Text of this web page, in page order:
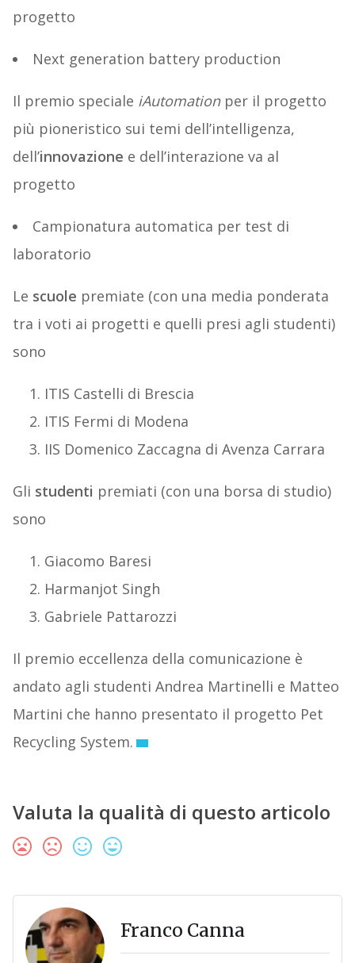
progetto
Next generation battery production
Il premio speciale iAutomation per il progetto
più pioneristico sui temi dell’intelligenza,
dell’innovazione e dell’interazione va al
progetto
Campionatura automatica per test di
laboratorio
Le scuole premiate (con una media ponderata
tra i voti ai progetti e quelli presi agli studenti)
sono
ITIS Castelli di Brescia
ITIS Fermi di Modena
IIS Domenico Zaccagna di Avenza Carrara
Gli studenti premiati (con una borsa di studio)
sono
Giacomo Baresi
Harmanjot Singh
Gabriele Pattarozzi
Il premio eccellenza della comunicazione è
andato agli studenti Andrea Martinelli e Matteo
Martini che hanno presentato il progetto Pet
Recycling System.
Valuta la qualità di questo articolo
Franco Canna